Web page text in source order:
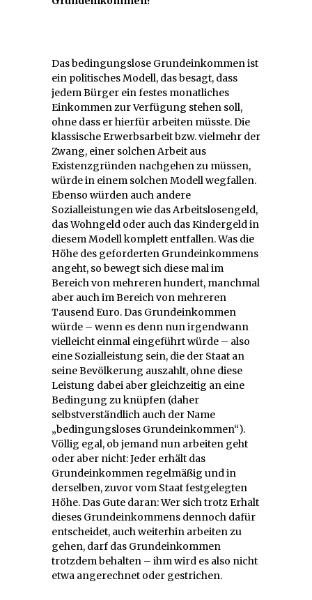
Das bedingungslose Grundeinkommen ist
ein politisches Modell, das besagt, dass
jedem Bürger ein festes monatliches
Einkommen zur Verfügung stehen soll,
ohne dass er hierfür arbeiten müsste. Die
klassische Erwerbsarbeit bzw. vielmehr der
Zwang, einer solchen Arbeit aus
Existenzgründen nachgehen zu müssen,
würde in einem solchen Modell wegfallen.
Ebenso würden auch andere
Sozialleistungen wie das Arbeitslosengeld,
das Wohngeld oder auch das Kindergeld in
diesem Modell komplett entfallen. Was die
Höhe des geforderten Grundeinkommens
angeht, so bewegt sich diese mal im
Bereich von mehreren hundert, manchmal
aber auch im Bereich von mehreren
Tausend Euro. Das Grundeinkommen
würde – wenn es denn nun irgendwann
vielleicht einmal eingeführt würde – also
eine Sozialleistung sein, die der Staat an
seine Bevölkerung auszahlt, ohne diese
Leistung dabei aber gleichzeitig an eine
Bedingung zu knüpfen (daher
selbstverständlich auch der Name
„bedingungsloses Grundeinkommen“).
Völlig egal, ob jemand nun arbeiten geht
oder aber nicht: Jeder erhält das
Grundeinkommen regelmäßig und in
derselben, zuvor vom Staat festgelegten
Höhe. Das Gute daran: Wer sich trotz Erhalt
dieses Grundeinkommens dennoch dafür
entscheidet, auch weiterhin arbeiten zu
gehen, darf das Grundeinkommen
trotzdem behalten – ihm wird es also nicht
etwa angerechnet oder gestrichen.